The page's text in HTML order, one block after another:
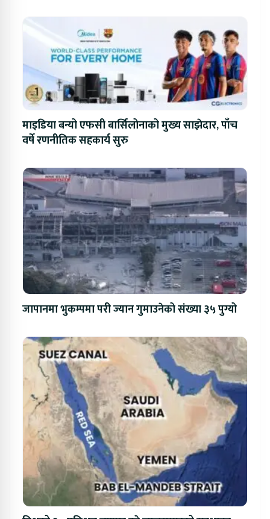
माइडिया बन्यो एफसी बार्सिलोनाको मुख्य साझेदार, पाँच
वर्षे रणनीतिक सहकार्य सुरु
जापानमा भुकम्पमा परी ज्यान गुमाउनेको संख्या ३५ पुग्यो